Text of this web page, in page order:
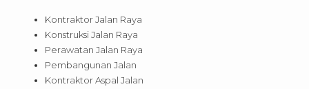
Kontraktor Jalan Raya
Konstruksi Jalan Raya
Perawatan Jalan Raya
Pembangunan Jalan
Kontraktor Aspal Jalan